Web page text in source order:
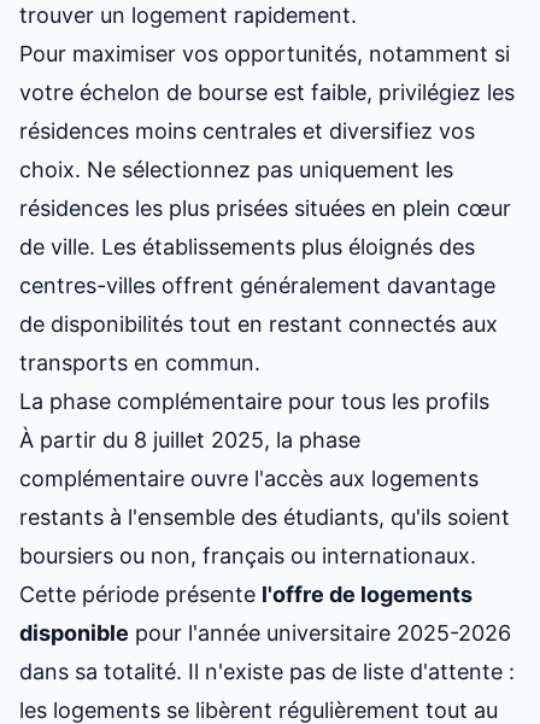
trouver un logement rapidement.
Pour maximiser vos opportunités, notamment si
votre échelon de bourse est faible, privilégiez les
résidences moins centrales et diversifiez vos
choix. Ne sélectionnez pas uniquement les
résidences les plus prisées situées en plein cœur
de ville. Les établissements plus éloignés des
centres-villes offrent généralement davantage
de disponibilités tout en restant connectés aux
transports en commun.
La phase complémentaire pour tous les profils
À partir du 8 juillet 2025, la phase
complémentaire ouvre l'accès aux logements
restants à l'ensemble des étudiants, qu'ils soient
boursiers ou non, français ou internationaux.
Cette période présente l'offre de logements
disponible pour l'année universitaire 2025-2026
dans sa totalité. Il n'existe pas de liste d'attente :
les logements se libèrent régulièrement tout au